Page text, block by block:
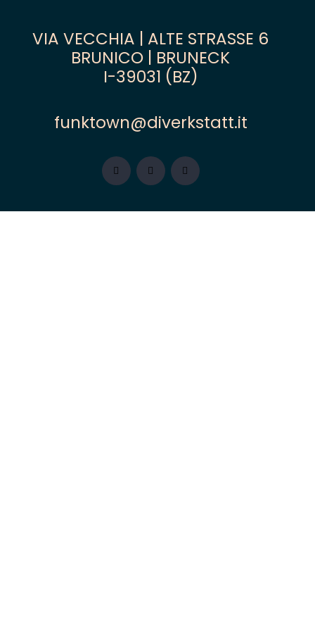
VIA VECCHIA | ALTE STRASSE 6
BRUNICO | BRUNECK
I-39031 (BZ)
funktown@diverkstatt.it